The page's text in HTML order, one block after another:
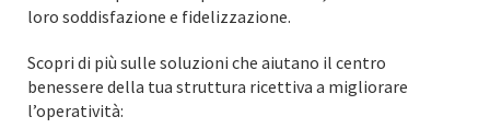
loro soddisfazione e fidelizzazione.
Scopri di più sulle soluzioni che aiutano il centro
benessere della tua struttura ricettiva a migliorare
l’operatività: